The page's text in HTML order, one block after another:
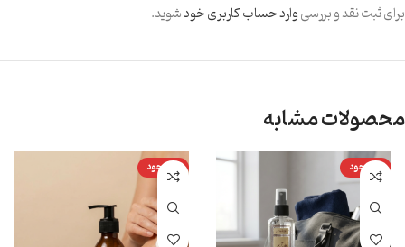
برای ثبت نقد و بررسیوارد حساب کاربری خودشوید.
محصولات مشابه
ناموجود ناموجود